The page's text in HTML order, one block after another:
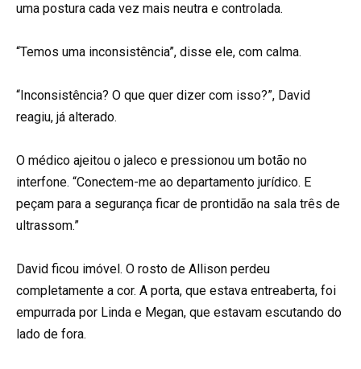
uma postura cada vez mais neutra e controlada.
“Temos uma inconsistência”, disse ele, com calma.
“Inconsistência? O que quer dizer com isso?”, David
reagiu, já alterado.
O médico ajeitou o jaleco e pressionou um botão no
interfone. “Conectem-me ao departamento jurídico. E
peçam para a segurança ficar de prontidão na sala três de
ultrassom.”
David ficou imóvel. O rosto de Allison perdeu
completamente a cor. A porta, que estava entreaberta, foi
empurrada por Linda e Megan, que estavam escutando do
lado de fora.